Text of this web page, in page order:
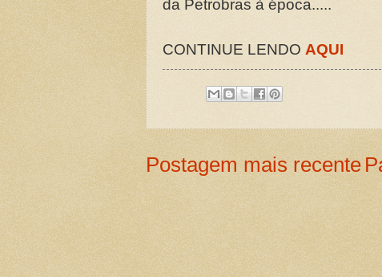
da Petrobras à época.....
CONTINUE LENDO AQUI
Postagem mais recente